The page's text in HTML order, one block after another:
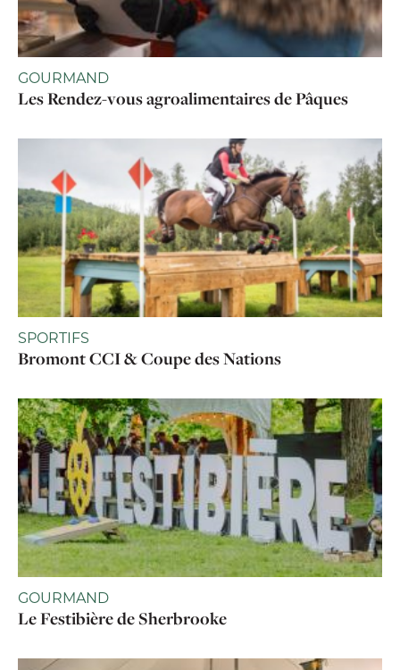
GOURMAND
Les Rendez-vous agroalimentaires de Pâques
SPORTIFS
Bromont CCI & Coupe des Nations
GOURMAND
Le Festibière de Sherbrooke